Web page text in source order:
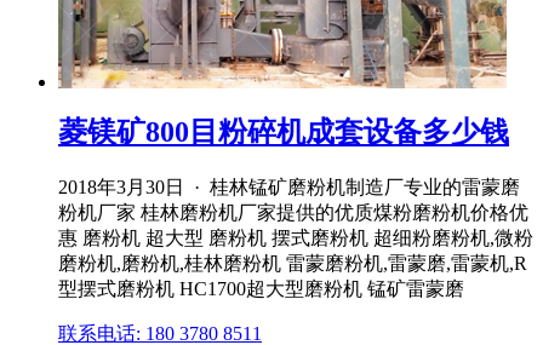
菱镁矿800目粉碎机成套设备多少钱
2018年3月30日 · 桂林锰矿磨粉机制造厂专业的雷蒙磨
粉机厂家 桂林磨粉机厂家提供的优质煤粉磨粉机价格优
惠 磨粉机 超大型 磨粉机 摆式磨粉机 超细粉磨粉机,微粉
磨粉机,磨粉机,桂林磨粉机 雷蒙磨粉机,雷蒙磨,雷蒙机,R
型摆式磨粉机 HC1700超大型磨粉机 锰矿雷蒙磨
联系电话: 180 3780 8511